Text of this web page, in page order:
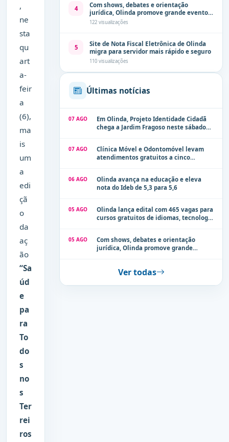
,
ne
sta
qu
art
a-
feir
a
(6),
ma
is
um
a
edi
çã
o
da
aç
ão
“Sa
úd
e
pa
ra
To
do
s
no
s
Ter
rei
ros
4
Com shows, debates e orientação
jurídica, Olinda promove grande evento
de combate à violência contra a mulher
neste sábado (8)
122 visualizações
5
Site de Nota Fiscal Eletrônica de Olinda
migra para servidor mais rápido e seguro
110 visualizações
Últimas notícias
07 AGO
Em Olinda, Projeto Identidade Cidadã
chega a Jardim Fragoso neste sábado
07 AGO
Clínica Móvel e Odontomóvel levam
atendimentos gratuitos a cinco
06 AGO
Olinda avança na educação e eleva
nota do Ideb de 5,3 para 5,6
05 AGO
Olinda lança edital com 465 vagas para
cursos gratuitos de idiomas, tecnologia
05 AGO
Com shows, debates e orientação
jurídica, Olinda promove grande
Ver todas